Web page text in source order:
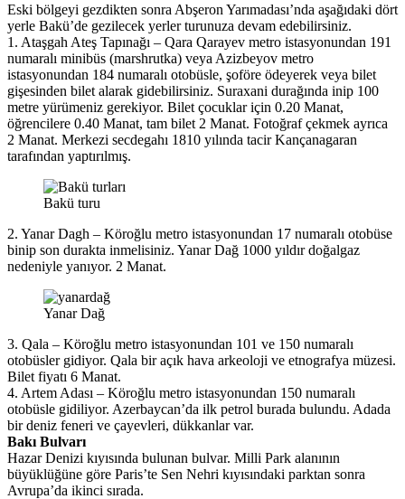
Eski bölgeyi gezdikten sonra Abşeron Yarımadası’nda aşağıdaki dört
yerle Bakü’de gezilecek yerler turunuza devam edebilirsiniz.
1. Ataşgah Ateş Tapınağı – Qara Qarayev metro istasyonundan 191
numaralı minibüs (marshrutka) veya Azizbeyov metro
istasyonundan 184 numaralı otobüsle, şoföre ödeyerek veya bilet
gişesinden bilet alarak gidebilirsiniz. Suraxani durağında inip 100
metre yürümeniz gerekiyor. Bilet çocuklar için 0.20 Manat,
öğrencilere 0.40 Manat, tam bilet 2 Manat. Fotoğraf çekmek ayrıca
2 Manat. Merkezi secdegahı 1810 yılında tacir Kançanagaran
tarafından yaptırılmış.
Bakü turu
2. Yanar Dagh – Köroğlu metro istasyonundan 17 numaralı otobüse
binip son durakta inmelisiniz. Yanar Dağ 1000 yıldır doğalgaz
nedeniyle yanıyor. 2 Manat.
Yanar Dağ
3. Qala – Köroğlu metro istasyonundan 101 ve 150 numaralı
otobüsler gidiyor. Qala bir açık hava arkeoloji ve etnografya müzesi.
Bilet fiyatı 6 Manat.
4. Artem Adası – Köroğlu metro istasyonundan 150 numaralı
otobüsle gidiliyor. Azerbaycan’da ilk petrol burada bulundu. Adada
bir deniz feneri ve çayevleri, dükkanlar var.
Bakı Bulvarı
Hazar Denizi kıyısında bulunan bulvar. Milli Park alanının
büyüklüğüne göre Paris’te Sen Nehri kıyısındaki parktan sonra
Avrupa’da ikinci sırada.